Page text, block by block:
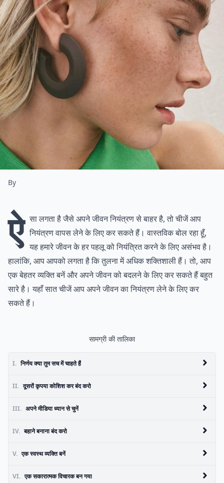
By
ऐ सा लगता है जैसे अपने जीवन नियंत्रण से बाहर है, तो चीजें आप
नियंत्रण वापस लेने के लिए कर सकते हैं। वास्तविक बोल रहा हूँ,
यह हमारे जीवन के हर पहलू को नियंत्रित करने के लिए असंभव है।
हालांकि, आप आपको लगता है कि तुलना में अधिक शक्तिशाली हैं। तो, आप
एक बेहतर व्यक्ति बनें और अपने जीवन को बदलने के लिए कर सकते हैं बहुत
सारे है। यहाँ सात चीजें आप अपने जीवन का नियंत्रण लेने के लिए कर
सकते हैं।
सामग्री की तालिका
I. निर्णय क्या तुम सच में चाहते हैं
II. दूसरों कृपया कोशिश कर बंद करो
III. अपने मीडिया ध्यान से चुनें
IV. बहाने बनाना बंद करो
V. एक स्वस्थ व्यक्ति बनें
VI. एक सकारात्मक विचारक बन गया